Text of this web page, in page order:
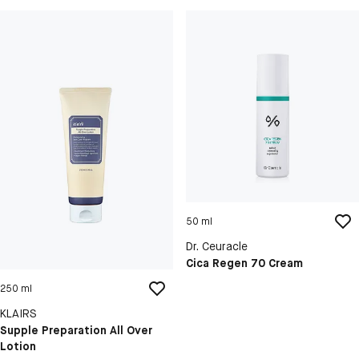
250 ml
KLAIRS
Supple Preparation All Over
Lotion
50 ml
Dr. Ceuracle
Cica Regen 70 Cream